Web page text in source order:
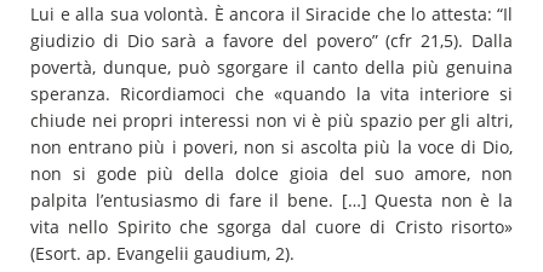
Lui e alla sua volontà. È ancora il Siracide che lo attesta: “Il
giudizio di Dio sarà a favore del povero” (cfr 21,5). Dalla
povertà, dunque, può sgorgare il canto della più genuina
speranza. Ricordiamoci che «quando la vita interiore si
chiude nei propri interessi non vi è più spazio per gli altri,
non entrano più i poveri, non si ascolta più la voce di Dio,
non si gode più della dolce gioia del suo amore, non
palpita l’entusiasmo di fare il bene. […] Questa non è la
vita nello Spirito che sgorga dal cuore di Cristo risorto»
(Esort. ap. Evangelii gaudium, 2).